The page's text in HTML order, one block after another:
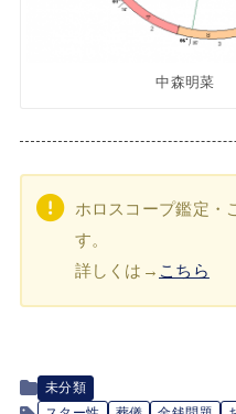
中森明菜
ホロスコープ鑑定・
す。
詳しくは→ こちら
未分類